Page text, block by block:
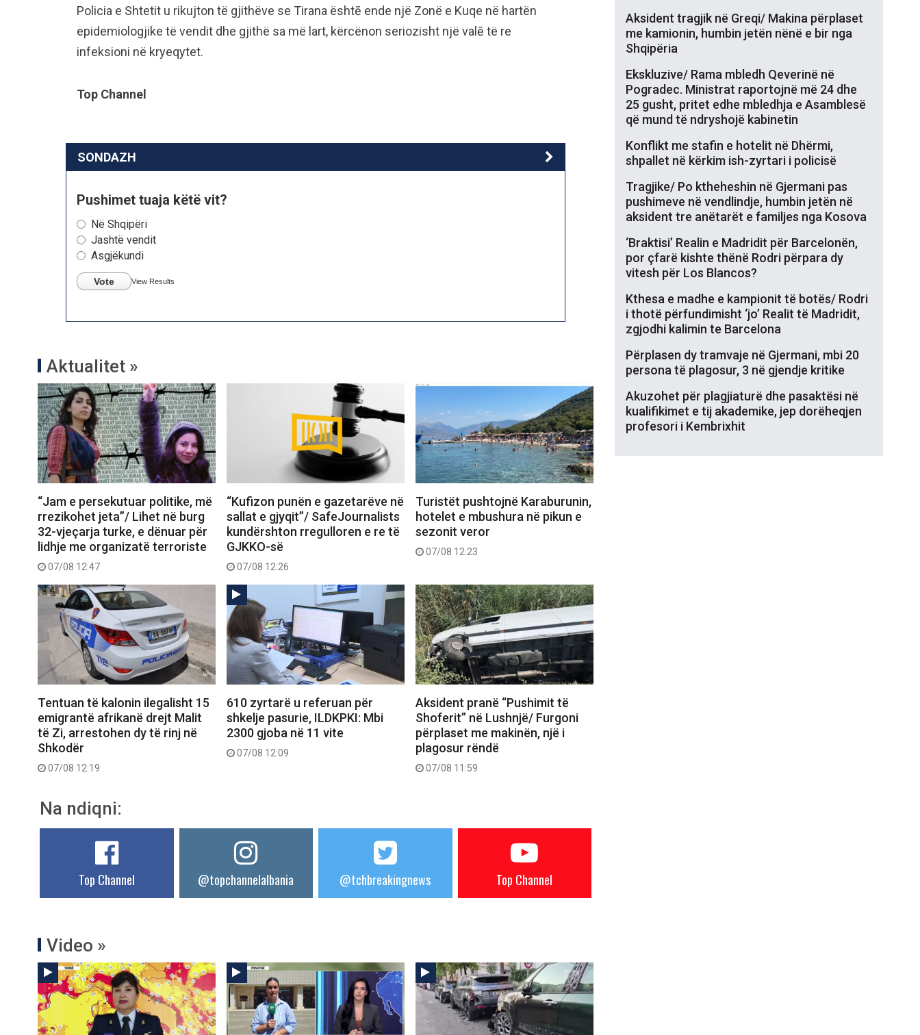
Policia e Shtetit u rikujton të gjithëve se Tirana ështē ende një Zonë e Kuqe në hartën
epidemiologjike të vendit dhe gjithë sa më lart, kërcënon seriozisht një valē të re
infeksioni në kryeqytet.
Top Channel
SONDAZH
Pushimet tuaja këtë vit?
Në Shqipëri
Jashtë vendit
Asgjëkundi
Vote View Results
Aktualitet »
“Jam e persekutuar politike, më
rrezikohet jeta”/ Lihet në burg
32-vjeçarja turke, e dënuar për
lidhje me organizatë terroriste
07/08 12:47
“Kufizon punën e gazetarëve në
sallat e gjyqit”/ SafeJournalists
kundërshton rregulloren e re të
GJKKO-së
07/08 12:26
Turistët pushtojnë Karaburunin,
hotelet e mbushura në pikun e
sezonit veror
07/08 12:23
Tentuan të kalonin ilegalisht 15
emigrantë afrikanë drejt Malit
të Zi, arrestohen dy të rinj në
Shkodër
07/08 12:19
610 zyrtarë u referuan për
shkelje pasurie, ILDKPKI: Mbi
2300 gjoba në 11 vite
07/08 12:09
Aksident pranë “Pushimit të
Shoferit” në Lushnjë/ Furgoni
përplaset me makinën, një i
plagosur rëndë
07/08 11:59
Na ndiqni:
Top Channel @topchannelalbania @tchbreakingnews Top Channel
Video »
Aksident tragjik në Greqi/ Makina përplaset
me kamionin, humbin jetën nënë e bir nga
Shqipëria
Ekskluzive/ Rama mbledh Qeverinë në
Pogradec. Ministrat raportojnë më 24 dhe
25 gusht, pritet edhe mbledhja e Asamblesë
që mund të ndryshojë kabinetin
Konflikt me stafin e hotelit në Dhërmi,
shpallet në kërkim ish-zyrtari i policisë
Tragjike/ Po ktheheshin në Gjermani pas
pushimeve në vendlindje, humbin jetën në
aksident tre anëtarët e familjes nga Kosova
‘Braktisi’ Realin e Madridit për Barcelonën,
por çfarë kishte thënë Rodri përpara dy
vitesh për Los Blancos?
Kthesa e madhe e kampionit të botës/ Rodri
i thotë përfundimisht ‘jo’ Realit të Madridit,
zgjodhi kalimin te Barcelona
Përplasen dy tramvaje në Gjermani, mbi 20
persona të plagosur, 3 në gjendje kritike
Akuzohet për plagjiaturë dhe pasaktësi në
kualifikimet e tij akademike, jep dorëheqjen
profesori i Kembrixhit